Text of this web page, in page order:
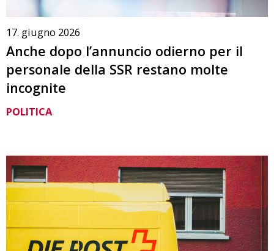
17. giugno 2026
Anche dopo l’annuncio odierno per il
personale della SSR restano molte
incognite
POLITICA